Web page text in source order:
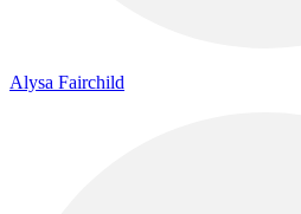
Alysa Fairchild